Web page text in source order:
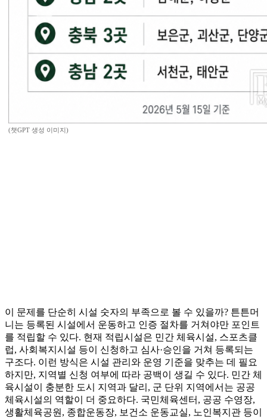
(챗GPT 생성 이미지)
이 문제를 단순히 시설 숫자의 부족으로 볼 수 있을까? 튼튼머
니는 등록된 시설에서 운동하고 인증 절차를 거쳐야만 포인트
를 적립할 수 있다. 현재 적립시설은 민간 체육시설, 스포츠클
럽, 사회복지시설 등이 신청하고 심사·승인을 거쳐 등록되는
구조다. 이런 방식은 시설 관리와 운영 기준을 맞추는 데 필요
하지만, 지역별 신청 여부에 따라 공백이 생길 수 있다. 민간 체
육시설이 충분한 도시 지역과 달리, 군 단위 지역에서는 공공
체육시설의 역할이 더 중요하다. 국민체육센터, 공공 수영장,
생활체육공원, 종합운동장, 보건소 운동교실, 노인복지관 등이